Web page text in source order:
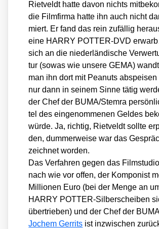
Riet­veldt hat­te davon nichts
die Film­fir­ma hat­te ihn auch nicht
miert. Er fand das rein zufäl­lig
eine HARRY POTTER-DVD
sich an die nie­der­län­di­sche
tur (sowas wie unse­re GEMA)
man ihn dort mit Pea­nuts abspei­sen
nur dann in sei­nem Sin­ne tätig
der Chef der BUMA/​Stemra
tel des ein­ge­nom­me­nen Gel­des
wür­de. Ja, rich­tig, Riet­veldt soll­te
den, dum­mer­wei­se war das
zeich­net wor­den.
Das Ver­fah­ren gegen das
nach wie vor offen, der Kom­po­nist
Mil­lio­nen Euro (bei der Men­ge an
HARRY POT­TER-Sil­ber­schei­ben
über­trie­ben) und der Chef der
Jochem Ger­rits ist inzwi­schen